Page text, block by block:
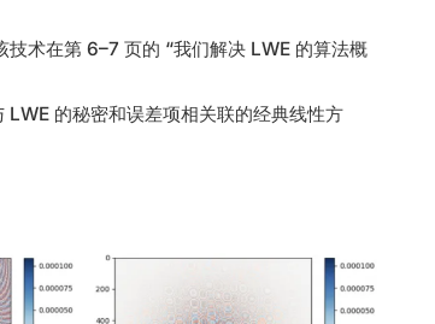
术在第 6–7 页的 “我们解决 LWE 的算法概
的秘密和误差项相关联的经典线性方